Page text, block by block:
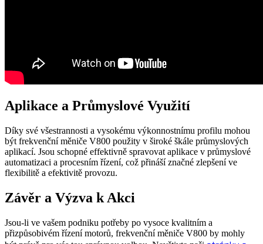
Aplikace a Průmyslové Využití
Díky své všestrannosti a vysokému výkonnostnímu profilu mohou
být frekvenční měniče V800 použity v široké škále průmyslových
aplikací. Jsou schopné effektivně spravovat aplikace v průmyslové
automatizaci a procesním řízení, což přináší značné zlepšení ve
flexibilitě a efektivitě provozu.
Závěr a Výzva k Akci
Jsou-li ve vašem podniku potřeby po vysoce kvalitním a
přizpůsobivém řízení motorů, frekvenční měniče V800 by mohly